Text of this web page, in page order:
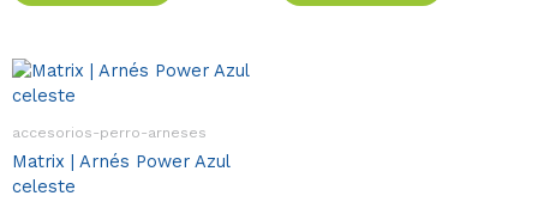
accesorios-perro-arneses
Matrix | Arnés Power Azul
celeste
Rango
desde
hasta
Este
variantes.